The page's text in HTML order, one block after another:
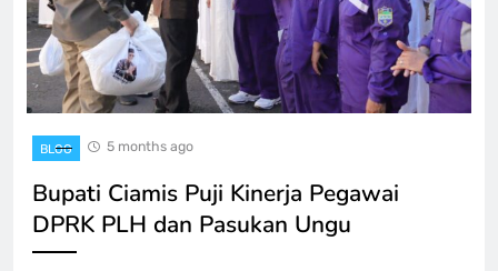
BLOG 5 months ago
Bupati Ciamis Puji Kinerja Pegawai
DPRK PLH dan Pasukan Ungu